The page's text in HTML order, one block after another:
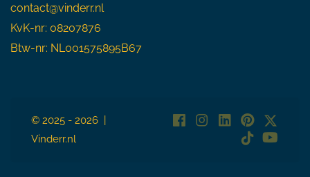
contact@vinderr.nl
KvK-nr: 08207876
Btw-nr: NL001575895B67
© 2025 - 2026 |
Vinderr.nl